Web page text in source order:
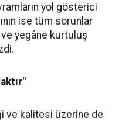
yol gösterici
ise tüm sorunlar
ve yegâne kurtuluş
ve kalitesi üzerine de